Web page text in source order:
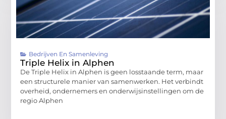
Bedrijven En Samenleving
Triple Helix in Alphen
De Triple Helix in Alphen is geen losstaande term, maar
een structurele manier van samenwerken. Het verbindt
overheid, ondernemers en onderwijsinstellingen om de
regio Alphen